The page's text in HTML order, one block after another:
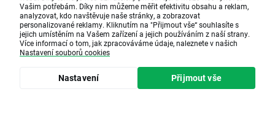
informace jsou dostupné na internetových stránkách XTB v
sekcích Informace o účtech, Poučení o riziku a Podmínkách
obchodování rozdílových smluv.
XTB S.A., organizační složka se sídlem Praha 8-Libeň,
Boudníkova 2506/3, PSČ 180 00, IČO: 27867102, DIČ:
CZ27867102, zapsána v obchodním rejstříku vedeném
Vašim potřebám. Díky nim můžeme měřit efektivitu obsahu a reklam,
analyzovat, kdo navštěvuje naše stránky, a zobrazovat
personalizované reklamy. Kliknutím na "Přijmout vše“ souhlasíte s
jejich umístěním na Vašem zařízení a jejich používáním z naší strany.
Více informací o tom, jak zpracováváme údaje, naleznete v našich
Nastavení souborů cookies
Nastavení Přijmout vše